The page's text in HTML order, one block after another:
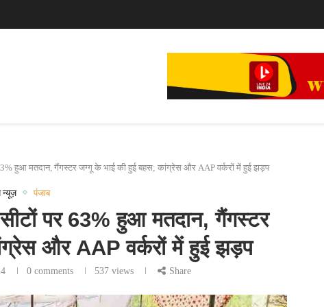
हुआ मतदान, गैंगस्टर जग्गू के भाई की हुई बहस; कांग्रेस और AAP वर्करों में हुई झड़प
न्यूज़ पंजाब
पर 63% हुआ मतदान, गैंगस्टर
और AAP वर्करों में हुई झड़प
0 comments 537 views Share